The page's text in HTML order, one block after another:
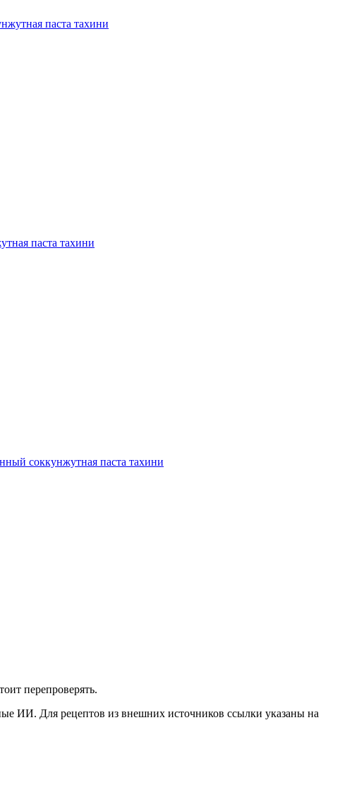
паста тахини
паста тахини
соккунжутная паста тахини
перепроверять.
ИИ. Для рецептов из внешних источников ссылки указаны на